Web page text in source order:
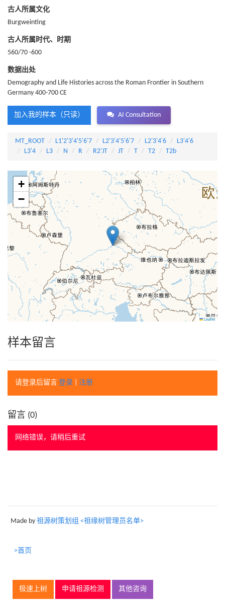
古人所属文化
Burgweinting
古人所属时代、时期
560/70 -600
数据出处
Demography and Life Histories across the Roman Frontier in Southern
Germany 400-700 CE
加入我的样本（只读） AI Consultation
MT_ROOT L1'2'3'4'5'6'7 L2'3'4'5'6'7 L2'3'4'6
L3'4'6
L3'4
L3 N R R2'JT JT T T2 T2b
+
−
Leaflet
样本留言
请登录后留言 登录 注册
留言 (0)
网络错误，请稍后重试
Made by 祖源树策划组 <祖缘树管理员名单>
>首页
极速上树 申请祖源检测 其他咨询